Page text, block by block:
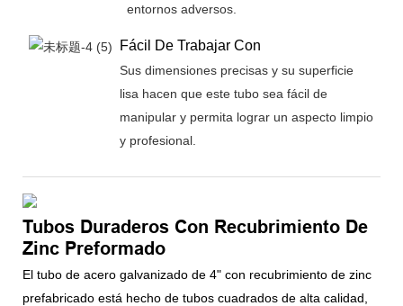
entornos adversos.
Fácil De Trabajar Con
Sus dimensiones precisas y su superficie
lisa hacen que este tubo sea fácil de
manipular y permita lograr un aspecto limpio
y profesional.
Tubos Duraderos Con Recubrimiento De
Zinc Preformado
El tubo de acero galvanizado de 4" con recubrimiento de zinc
prefabricado está hecho de tubos cuadrados de alta calidad,